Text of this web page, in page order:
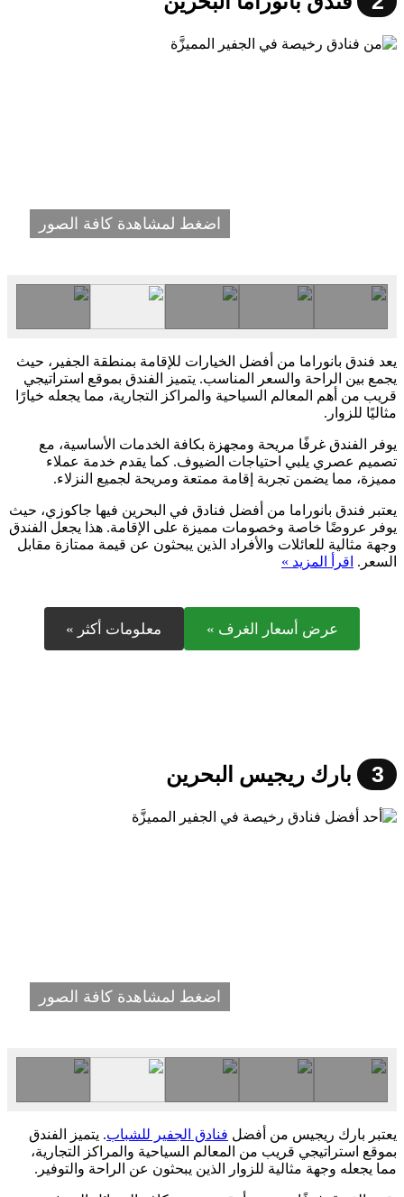
اضغط لمشاهدة كافة الصور
يعد فندق بانوراما من أفضل الخيارات للإقامة بمنطقة الجفير، حيث
يجمع بين الراحة والسعر المناسب. يتميز الفندق بموقع استراتيجي
قريب من أهم المعالم السياحية والمراكز التجارية، مما يجعله خيارًا
مثاليًا للزوار.
يوفر الفندق غرفًا مريحة ومجهزة بكافة الخدمات الأساسية، مع
تصميم عصري يلبي احتياجات الضيوف. كما يقدم خدمة عملاء
مميزة، مما يضمن تجربة إقامة ممتعة ومريحة لجميع النزلاء.
يعتبر فندق بانوراما من أفضل فنادق في البحرين فيها جاكوزي، حيث
يوفر عروضًا خاصة وخصومات مميزة على الإقامة. هذا يجعل الفندق
وجهة مثالية للعائلات والأفراد الذين يبحثون عن قيمة ممتازة مقابل
السعر. اقرأ المزيد »
عرض أسعار الغرف » معلومات أكثر »
3 بارك ريجيس البحرين
اضغط لمشاهدة كافة الصور
يعتبر بارك ريجيس من أفضل فنادق الجفير للشباب. يتميز الفندق
بموقع استراتيجي قريب من المعالم السياحية والمراكز التجارية،
مما يجعله وجهة مثالية للزوار الذين يبحثون عن الراحة والتوفير.